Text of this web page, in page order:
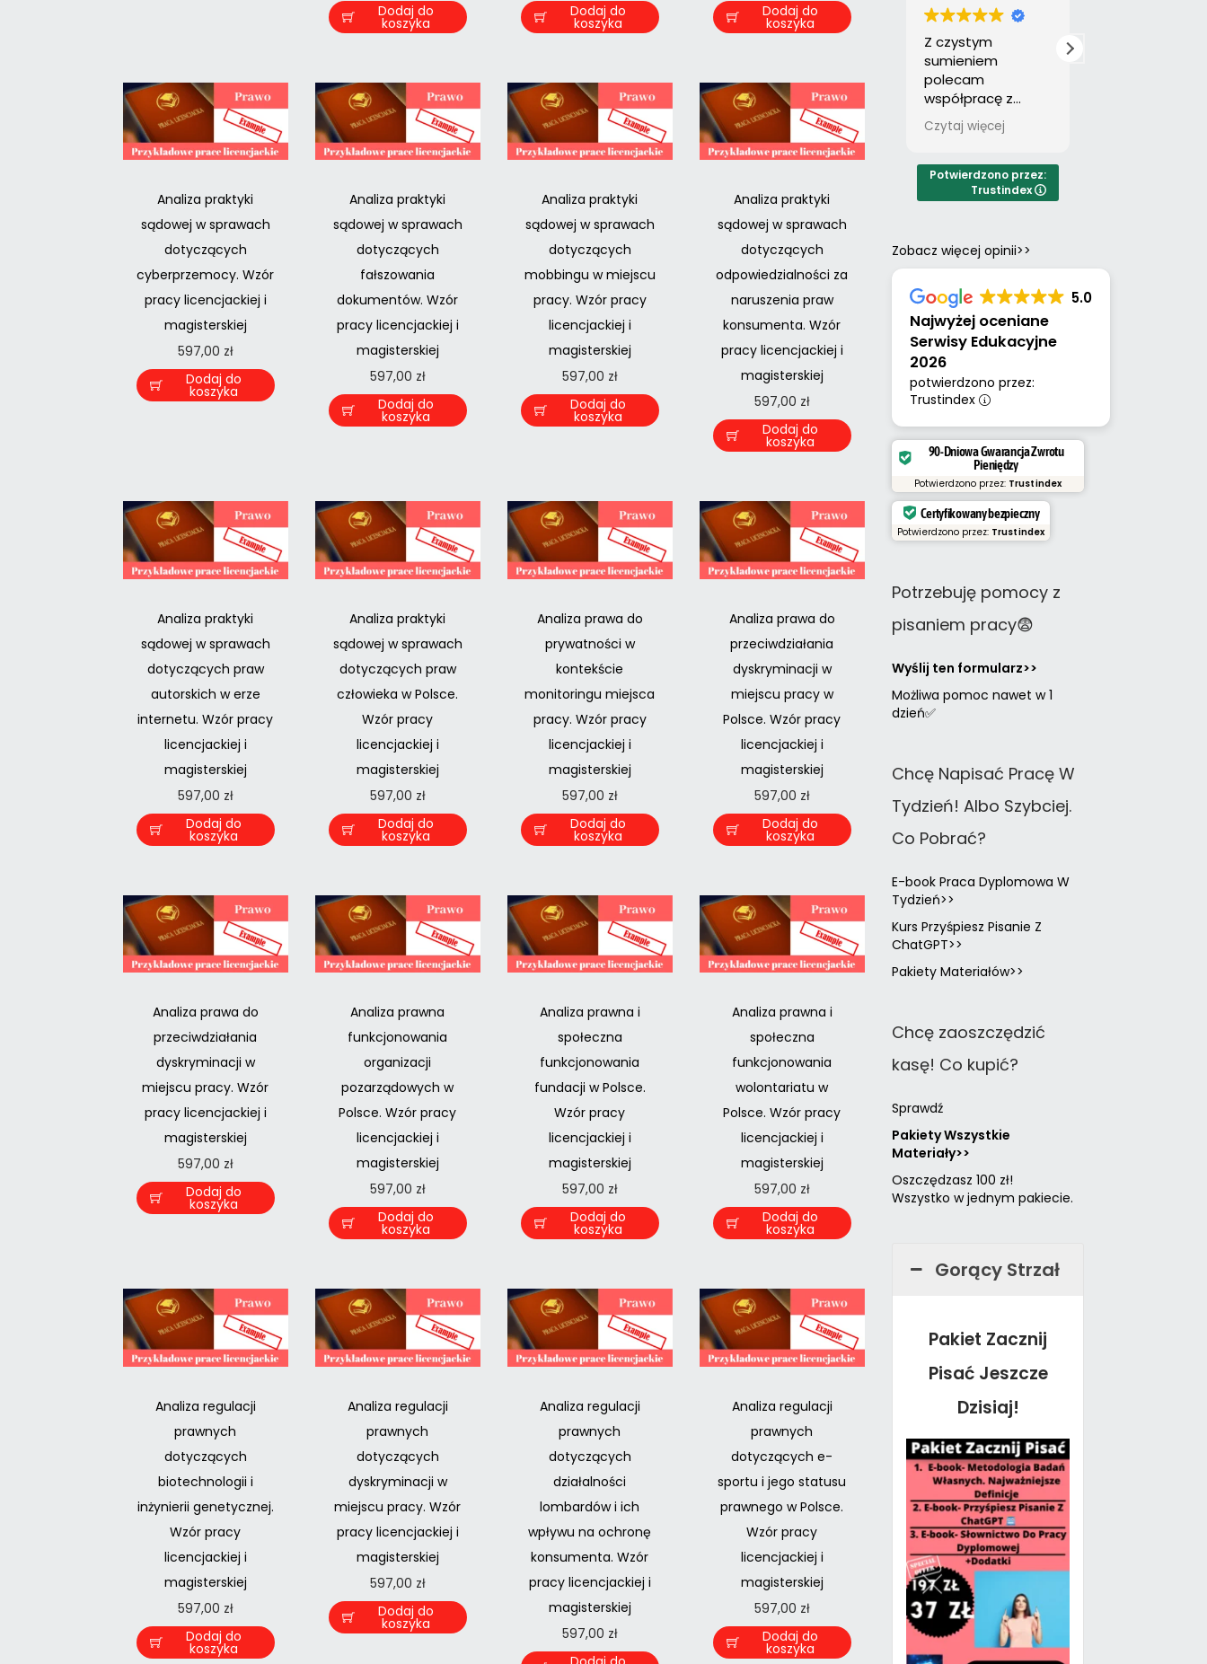
Dodaj do
koszyka
Dodaj do
koszyka
Dodaj do
koszyka
Analiza praktyki
sądowej w sprawach
dotyczących
cyberprzemocy. Wzór
pracy licencjackiej i
magisterskiej
597,00 zł
Dodaj do
koszyka
Analiza praktyki
sądowej w sprawach
dotyczących
fałszowania
dokumentów. Wzór
pracy licencjackiej i
magisterskiej
597,00 zł
Dodaj do
koszyka
Analiza praktyki
sądowej w sprawach
dotyczących
mobbingu w miejscu
pracy. Wzór pracy
licencjackiej i
magisterskiej
597,00 zł
Dodaj do
koszyka
Analiza praktyki
sądowej w sprawach
dotyczących
odpowiedzialności za
naruszenia praw
konsumenta. Wzór
pracy licencjackiej i
magisterskiej
597,00 zł
Dodaj do
koszyka
Analiza praktyki
sądowej w sprawach
dotyczących praw
autorskich w erze
internetu. Wzór pracy
licencjackiej i
magisterskiej
597,00 zł
Dodaj do
koszyka
Analiza praktyki
sądowej w sprawach
dotyczących praw
człowieka w Polsce.
Wzór pracy
licencjackiej i
magisterskiej
597,00 zł
Dodaj do
koszyka
Analiza prawa do
prywatności w
kontekście
monitoringu miejsca
pracy. Wzór pracy
licencjackiej i
magisterskiej
597,00 zł
Dodaj do
koszyka
Analiza prawa do
przeciwdziałania
dyskryminacji w
miejscu pracy w
Polsce. Wzór pracy
licencjackiej i
magisterskiej
597,00 zł
Dodaj do
koszyka
Analiza prawa do
przeciwdziałania
dyskryminacji w
miejscu pracy. Wzór
pracy licencjackiej i
magisterskiej
597,00 zł
Dodaj do
koszyka
Analiza prawna
funkcjonowania
organizacji
pozarządowych w
Polsce. Wzór pracy
licencjackiej i
magisterskiej
597,00 zł
Dodaj do
koszyka
Analiza prawna i
społeczna
funkcjonowania
fundacji w Polsce.
Wzór pracy
licencjackiej i
magisterskiej
597,00 zł
Dodaj do
koszyka
Analiza prawna i
społeczna
funkcjonowania
wolontariatu w
Polsce. Wzór pracy
licencjackiej i
magisterskiej
597,00 zł
Dodaj do
koszyka
Analiza regulacji
prawnych
dotyczących
biotechnologii i
inżynierii genetycznej.
Wzór pracy
licencjackiej i
magisterskiej
597,00 zł
Dodaj do
koszyka
Analiza regulacji
prawnych
dotyczących
dyskryminacji w
miejscu pracy. Wzór
pracy licencjackiej i
magisterskiej
597,00 zł
Dodaj do
koszyka
Analiza regulacji
prawnych
dotyczących
działalności
lombardów i ich
wpływu na ochronę
konsumenta. Wzór
pracy licencjackiej i
magisterskiej
597,00 zł
Analiza regulacji
prawnych
dotyczących e-
sportu i jego statusu
prawnego w Polsce.
Wzór pracy
licencjackiej i
magisterskiej
597,00 zł
Dodaj do
koszyka
Z czystym
sumieniem
polecam
współpracę z
MAGISTER NA 5.
Bardzo pomocne i
materiały. Kontakt
z Panem Michałem
Czytaj więcej
Potwierdzono przez:
Trustindex
Zobacz więcej opinii>>
5.0
Najwyżej oceniane
Serwisy Edukacyjne
2026
potwierdzono przez:
Trustindex
90-Dniowa Gwarancja Zwrotu
Pieniędzy
Potwierdzono przez: Trustindex
Certyfikowany bezpieczny
Potwierdzono przez: Trustindex
Potrzebuję pomocy z
pisaniem pracy😨
Wyślij ten formularz>>
Możliwa pomoc nawet w 1
dzień✅
Chcę Napisać Pracę W
Tydzień! Albo Szybciej.
Co Pobrać?
E-book Praca Dyplomowa W
Tydzień>>
Kurs Przyśpiesz Pisanie Z
ChatGPT>>
Pakiety Materiałów>>
Chcę zaoszczędzić
kasę! Co kupić?
Sprawdź
Pakiety Wszystkie
Materiały>>
Oszczędzasz 100 zł!
Wszystko w jednym pakiecie.
Gorący Strzał
Pakiet Zacznij
Pisać Jeszcze
Dzisiaj!